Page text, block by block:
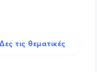
Δες τις θεματικές